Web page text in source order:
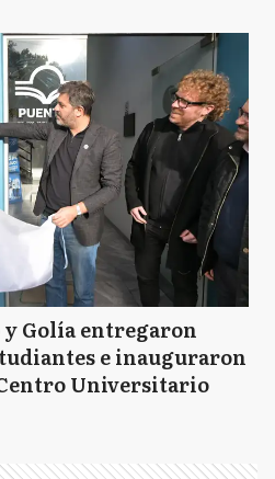
y Golía entregaron
e inauguraron
Universitario